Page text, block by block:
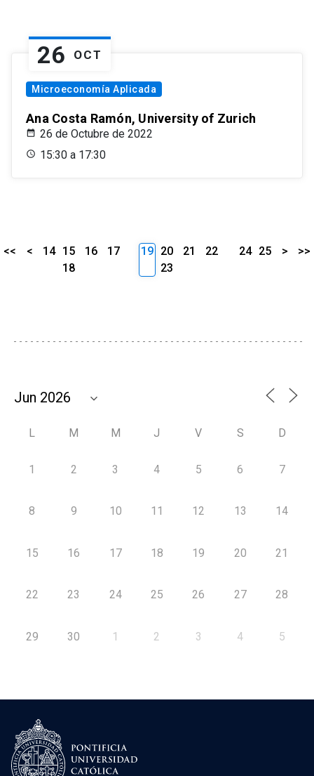
26 OCT
Microeconomía Aplicada
Ana Costa Ramón, University of Zurich
26 de Octubre de 2022
15:30 a 17:30
<< < 14 15 16
17
18
19 20 21
22
23
24 25 > >>
L M M J V S D
1 2 3 4 5 6 7
8 9 10 11 12 13 14
15 16 17 18 19 20 21
22 23 24 25 26 27 28
29 30 1 2 3 4 5